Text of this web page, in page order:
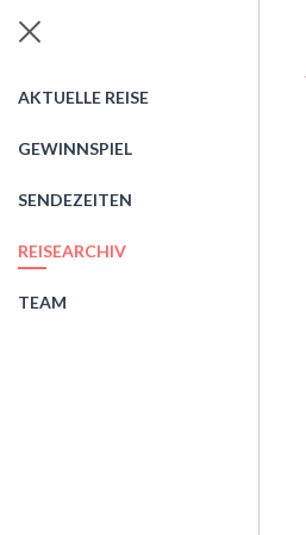
AKTUELLE REISE
GEWINNSPIEL
SENDEZEITEN
REISEARCHIV
TEAM